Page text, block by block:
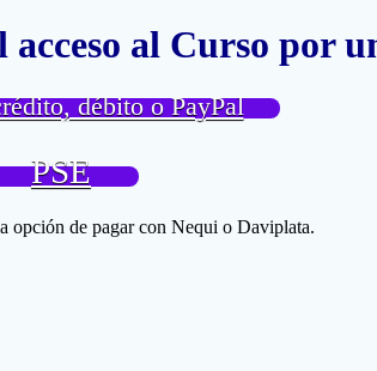
acceso al Curso por
débito o PayPal
PSE
opción de pagar con Nequi o Daviplata.